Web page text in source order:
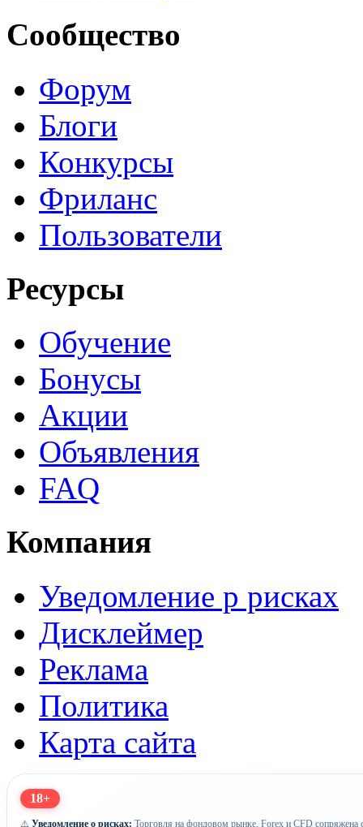
Сообщество
Форум
Блоги
Конкурсы
Фриланс
Пользователи
Ресурсы
Обучение
Бонусы
Акции
Объявления
FAQ
Компания
Уведомление р рисках
Дисклеймер
Реклама
Политика
Карта сайта
18+
⚠️ Уведомление о рисках: Торговля на фондовом рынке, Forex и CFD сопряжена